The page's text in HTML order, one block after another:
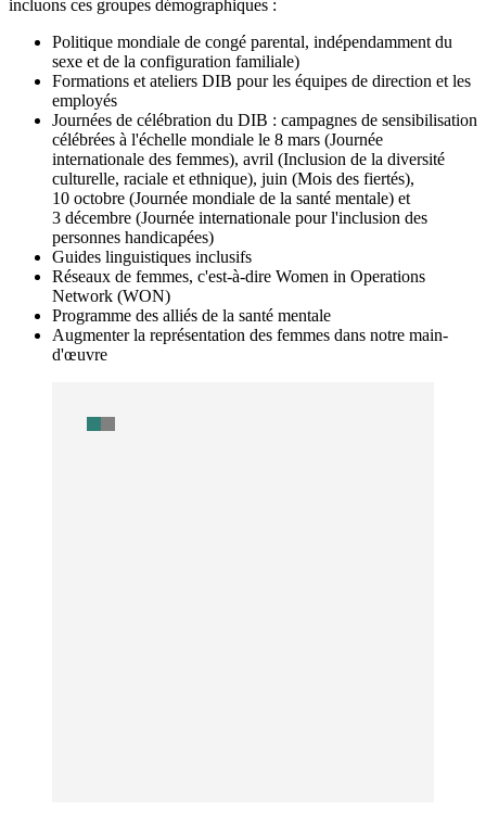
incluons ces groupes démographiques :
Politique mondiale de congé parental, indépendamment du
sexe et de la configuration familiale)
Formations et ateliers DIB pour les équipes de direction et les
employés
Journées de célébration du DIB : campagnes de sensibilisation
célébrées à l'échelle mondiale le 8 mars (Journée
internationale des femmes), avril (Inclusion de la diversité
culturelle, raciale et ethnique), juin (Mois des fiertés),
10 octobre (Journée mondiale de la santé mentale) et
3 décembre (Journée internationale pour l'inclusion des
personnes handicapées)
Guides linguistiques inclusifs
Réseaux de femmes, c'est-à-dire Women in Operations
Network (WON)
Programme des alliés de la santé mentale
Augmenter la représentation des femmes dans notre main-
d'œuvre